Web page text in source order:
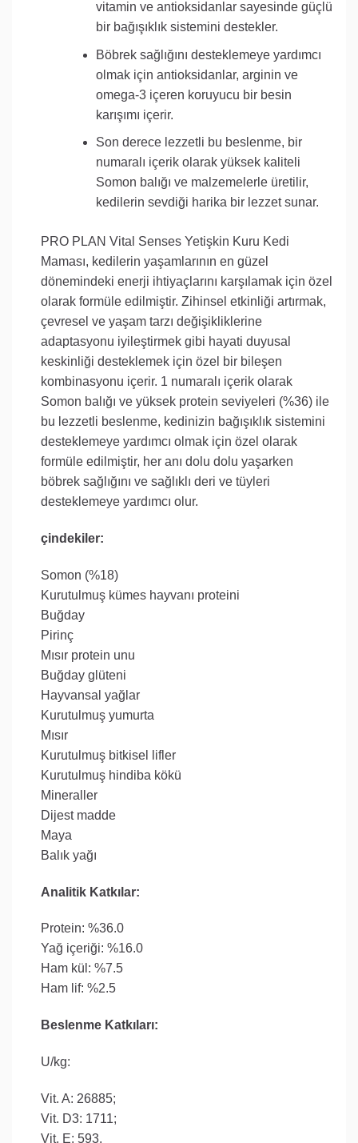
vitamin ve antioksidanlar sayesinde güçlü
bir bağışıklık sistemini destekler.
Böbrek sağlığını desteklemeye yardımcı
olmak için antioksidanlar, arginin ve
omega-3 içeren koruyucu bir besin
karışımı içerir.
Son derece lezzetli bu beslenme, bir
numaralı içerik olarak yüksek kaliteli
Somon balığı ve malzemelerle üretilir,
kedilerin sevdiği harika bir lezzet sunar.
PRO PLAN Vital Senses Yetişkin Kuru Kedi
Maması, kedilerin yaşamlarının en güzel
dönemindeki enerji ihtiyaçlarını karşılamak için özel
olarak formüle edilmiştir. Zihinsel etkinliği artırmak,
çevresel ve yaşam tarzı değişikliklerine
adaptasyonu iyileştirmek gibi hayati duyusal
keskinliği desteklemek için özel bir bileşen
kombinasyonu içerir. 1 numaralı içerik olarak
Somon balığı ve yüksek protein seviyeleri (%36) ile
bu lezzetli beslenme, kedinizin bağışıklık sistemini
desteklemeye yardımcı olmak için özel olarak
formüle edilmiştir, her anı dolu dolu yaşarken
böbrek sağlığını ve sağlıklı deri ve tüyleri
desteklemeye yardımcı olur.
çindekiler:
Somon (%18)
Kurutulmuş kümes hayvanı proteini
Buğday
Pirinç
Mısır protein unu
Buğday glüteni
Hayvansal yağlar
Kurutulmuş yumurta
Mısır
Kurutulmuş bitkisel lifler
Kurutulmuş hindiba kökü
Mineraller
Dijest madde
Maya
Balık yağı
Analitik Katkılar:
Protein: %36.0
Yağ içeriği: %16.0
Ham kül: %7.5
Ham lif: %2.5
Beslenme Katkıları:
U/kg:
Vit. A: 26885;
Vit. D3: 1711;
Vit. E: 593.